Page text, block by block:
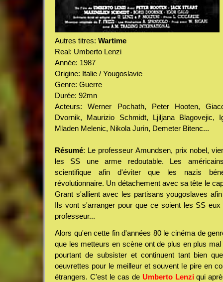
Autres titres: Wartime
Real: Umberto Lenzi
Année: 1987
Origine: Italie / Yougoslavie
Genre: Guerre
Durée: 92mn
Acteurs: Werner Pochath, Peter Hooten,
Dvornik, Maurizio Schmidt, Ljiljana Blagovejic,
Mladen Melenic, Nikola Jurin, Demeter Bitenc...
Résumé: Le professeur Amundsen, prix nobel,
les SS une arme redoutable. Les
scientifique afin d'éviter que les nazis
révolutionnaire. Un détachement avec sa tête le
Grant s'allient avec les partisans yougoslaves
Ils vont s'arranger pour que ce soient les SS
professeur...
Alors qu'en cette fin d'années 80 le cinéma de
que les metteurs en scène ont de plus en plus
pourtant de subsister et continuent tant bien
oeuvrettes pour le meilleur et souvent le pire en
étrangers. C'est le cas de Umberto Lenziqui